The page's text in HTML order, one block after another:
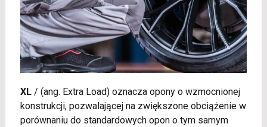
XL/ (ang. Extra Load) oznacza opony o wzmocnionej
konstrukcji, pozwalającej na zwiększone obciążenie w
porównaniu do standardowych opon o tym samym